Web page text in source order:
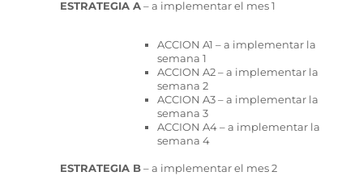
ESTRATEGIA A – a implementar el mes 1
ACCION A1 – a implementar la
semana 1
ACCION A2 – a implementar la
semana 2
ACCION A3 – a implementar la
semana 3
ACCION A4 – a implementar la
semana 4
ESTRATEGIA B – a implementar el mes 2